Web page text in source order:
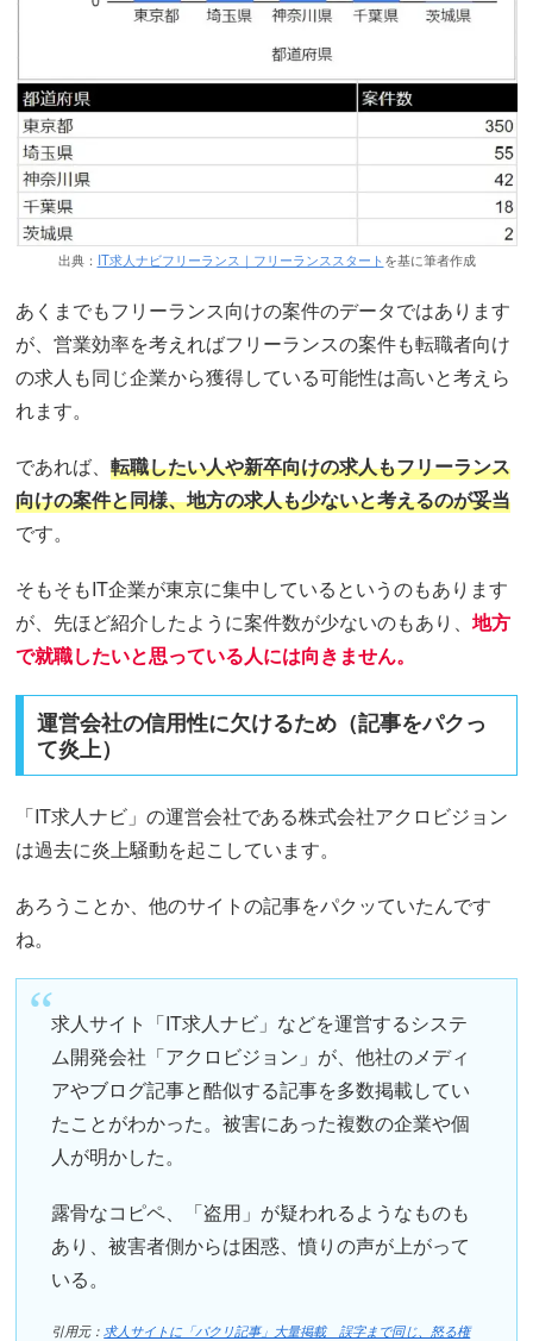
出典： IT求人ナビフリーランス｜フリーランススタート を基に筆者作成
あくまでもフリーランス向けの案件のデータではあります
が、営業効率を考えればフリーランスの案件も転職者向け
の求人も同じ企業から獲得している可能性は高いと考えら
れます。
であれば、転職したい人や新卒向けの求人もフリーランス
向けの案件と同様、地方の求人も少ないと考えるのが妥当
です。
そもそもIT企業が東京に集中しているというのもあります
が、先ほど紹介したように案件数が少ないのもあり、地方
で就職したいと思っている人には向きません。
運営会社の信用性に欠けるため（記事をパクっ
て炎上）
「IT求人ナビ」の運営会社である株式会社アクロビジョン
は過去に炎上騒動を起こしています。
あろうことか、他のサイトの記事をパクッていたんです
ね。
求人サイト「IT求人ナビ」などを運営するシステ
ム開発会社「アクロビジョン」が、他社のメディ
アやブログ記事と酷似する記事を多数掲載してい
たことがわかった。被害にあった複数の企業や個
人が明かした。
露骨なコピペ、「盗用」が疑われるようなものも
あり、被害者側からは困惑、憤りの声が上がって
いる。
引用元：求人サイトに「パクリ記事」大量掲載 誤字まで同じ、怒る権